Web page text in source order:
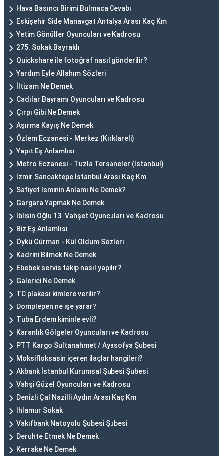
Hava Basıncı Birimi Bulmaca Cevabı
Eskişehir Side Manavgat Antalya Arası Kaç Km
Yetim Gönüller Oyuncuları ve Kadrosu
275. Sokak Bayraklı
Quickshare ile fotoğraf nasıl gönderilir?
Yardım Eyle Allahım Sözleri
İltizam Ne Demek
Cadılar Bayramı Oyuncuları ve Kadrosu
Çırpı Gibi Ne Demek
Aşırma Kayış Ne Demek
Özlem Eczanesi - Merkez (Kırklareli)
Yapıt Eş Anlamlısı
Metro Eczanesi - Tuzla Tersaneler (İstanbul)
İzmir Sancaktepe İstanbul Arası Kaç Km
Safiyet İsminin Anlamı Ne Demek?
Gargara Yapmak Ne Demek
İblisin Oğlu 13. Vahşet Oyuncuları ve Kadrosu
Biz Eş Anlamlısı
Öykü Gürman - Kül Oldum Sözleri
Kadrini Bilmek Ne Demek
Ebebek servis takip nasıl yapılır?
Galerici Ne Demek
TC plakası kimlere verilir?
Domplepen ne işe yarar?
Tuba Erdem kiminle evli?
Karanlık Gölgeler Oyuncuları ve Kadrosu
PTT Kargo Sultanahmet / Ayasofya Şubesi
Moksifloksasin içeren ilaçlar hangileri?
Akbank İstanbul Kurumsal Şubesi Şubesi
Vahşi Güzel Oyuncuları ve Kadrosu
Denizli Çal Nazilli Aydın Arası Kaç Km
Ihlamur Sokak
Vakıfbank Natoyolu Şubesi Şubesi
Deruhte Etmek Ne Demek
Kerrake Ne Demek